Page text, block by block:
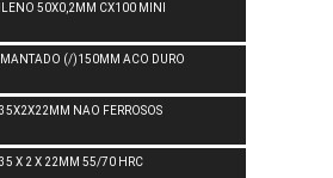
50X0,2MM CX100 MINI
(/)150MM ACO DURO
NAO FERROSOS
X 2 X 22MM 55/70 HRC